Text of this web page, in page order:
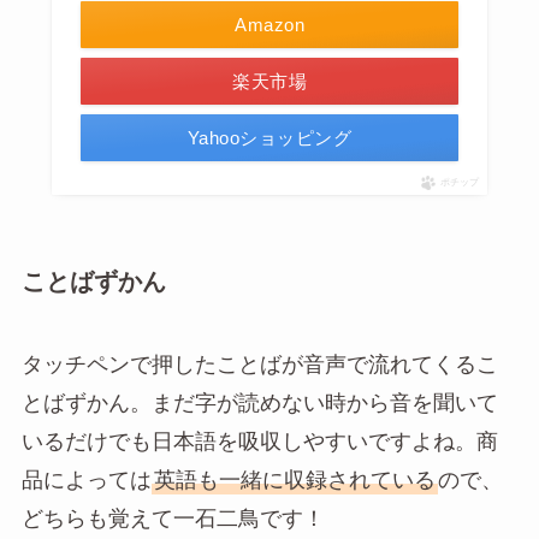
Amazon
楽天市場
Yahooショッピング
ポチップ
ことばずかん
タッチペンで押したことばが音声で流れてくるこ
とばずかん。まだ字が読めない時から音を聞いて
いるだけでも日本語を吸収しやすいですよね。商
品によっては英語も一緒に収録されているので、
どちらも覚えて一石二鳥です！